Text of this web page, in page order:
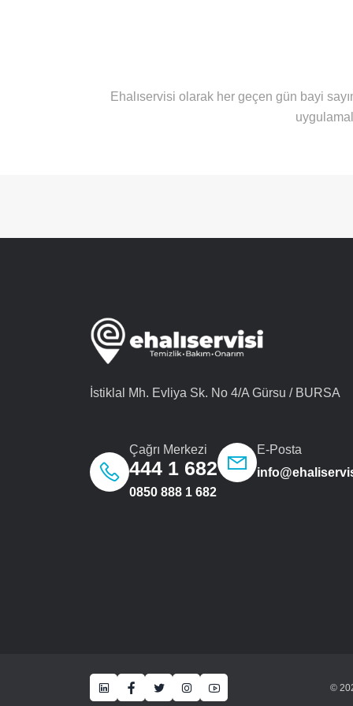
Ehalıservisi olarak her geçen gün bayi
İstiklal Mh. Evliya Sk. No 4/A Gürsu / BURSA
Çağrı Merkezi
444 1 682
0850 888 1 682
E-Posta
©